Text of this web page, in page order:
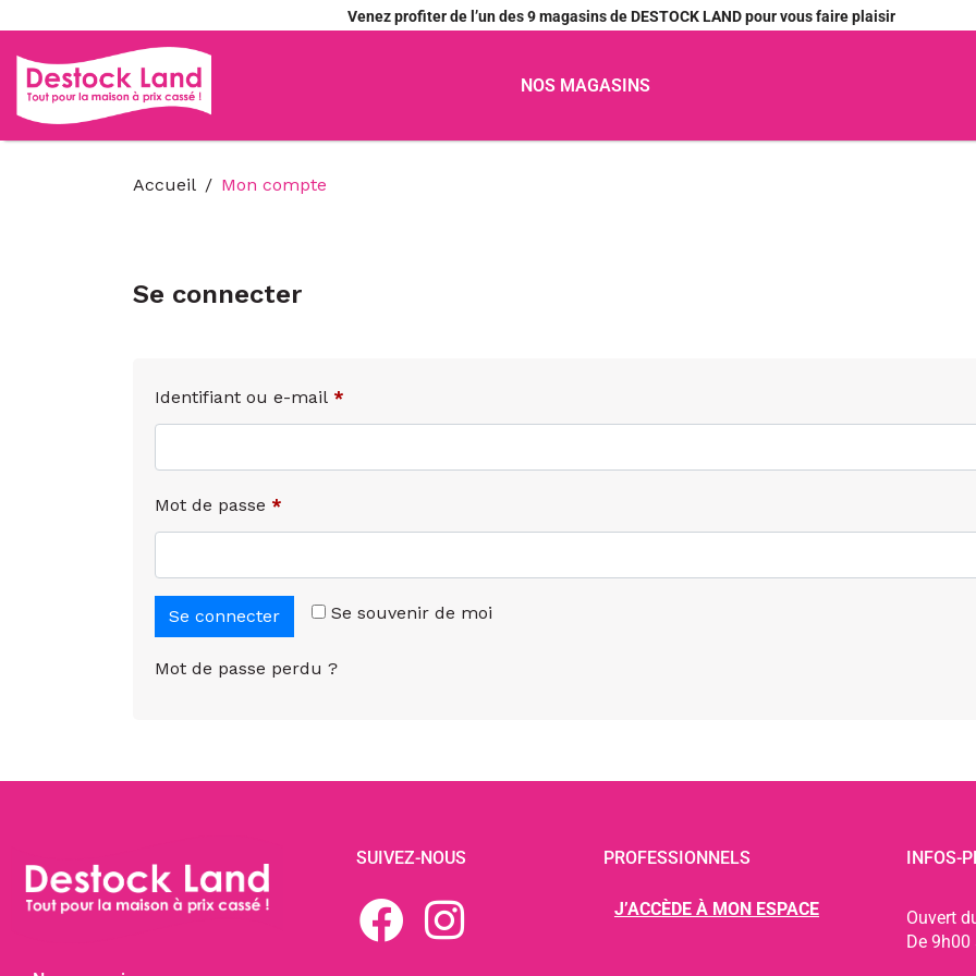
Venez profiter de l’un des 9 magasins de DESTOCK LAND pour vous faire plaisir
NOS MAGASINS
Accueil Mon compte
Se connecter
Identifiant ou e-mail *
Mot de passe *
Se souvenir de moi
Se connecter
Mot de passe perdu ?
SUIVEZ-NOUS PROFESSIONNELS
J’ACCÈDE À MON ESPACE
INFOS-
Ouvert
De